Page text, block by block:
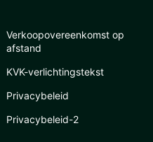
Verkoopovereenkomst op
afstand
KVK-verlichtingstekst
Privacybeleid
Privacybeleid-2